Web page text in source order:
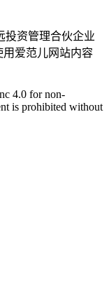
投资管理合伙企业
用爱范儿网站内容
4.0 for non-
is prohibited without